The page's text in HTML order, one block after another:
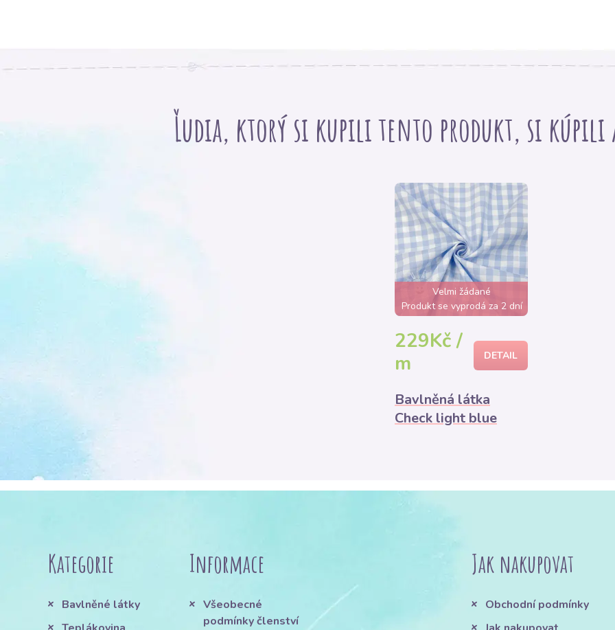
Ľudia, ktorý si kupili tento produkt, si
Velmi žádané
Produkt se vyprodá za 2 dní
229Kč /
m
DETAIL
Bavlněná látka
Check light blue
Kategorie
Bavlněné látky
Informace
Všeobecné
podmínky členství
Jak nakupovat
Obchodní podmínky